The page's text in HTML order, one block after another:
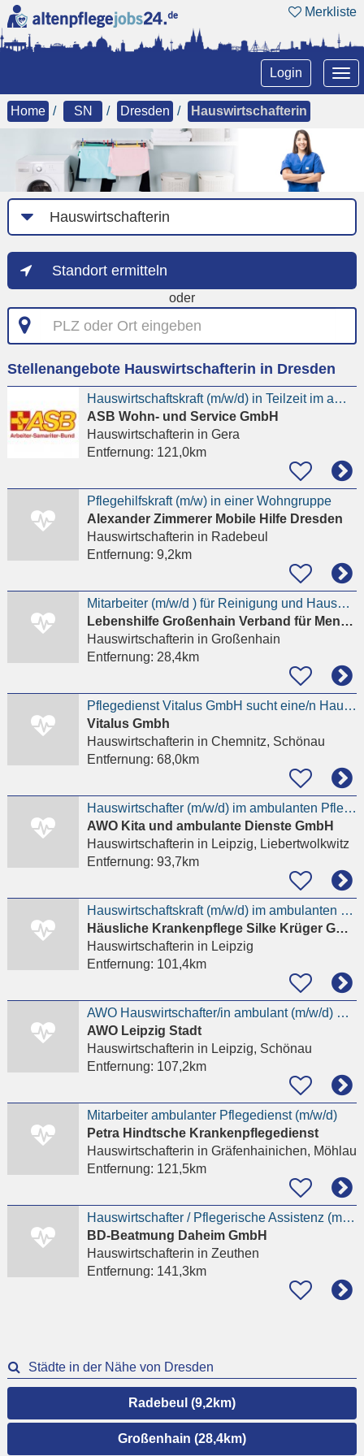
Merkliste
Login
Home SN Dresden Hauswirtschafterin
Job-
Kategorie
Standort ermitteln
oder
PLZ
oder
eingeben
Stellenangebote Hauswirtschafterin in Dresden
Hauswirtschaftskraft (m/w/d) in Teilzeit im ambulatenten Pflegedienst
ASB Wohn- und Service GmbH
Hauswirtschafterin in Gera
Entfernung: 121,0km
Pflegehilfskraft (m/w) in einer Wohngruppe
Alexander Zimmerer Mobile Hilfe Dresden
Hauswirtschafterin in Radebeul
Entfernung: 9,2km
Mitarbeiter (m/w/d ) für Reinigung und Hauswirtschaft im ambulanten Pflegedienst
Lebenshilfe Großenhain Verband für Menschen mit geistiger Behinderung e.V.
Hauswirtschafterin in Großenhain
Entfernung: 28,4km
Pflegedienst Vitalus GmbH sucht eine/n Hauswirtschafter/in (m/w/d) -15 €/h
Vitalus Gmbh
Hauswirtschafterin in Chemnitz, Schönau
Entfernung: 68,0km
Hauswirtschafter (m/w/d) im ambulanten Pflegebereich Leipzig OT Lützschena
AWO Kita und ambulante Dienste GmbH
Hauswirtschafterin in Leipzig, Liebertwolkwitz
Entfernung: 93,7km
Hauswirtschaftskraft (m/w/d) im ambulanten Dienst (30 Stunden/Woche)
Häusliche Krankenpflege Silke Krüger GmbH
Hauswirtschafterin in Leipzig
Entfernung: 101,4km
AWO Hauswirtschafter/in ambulant (m/w/d) Grünau
AWO Leipzig Stadt
Hauswirtschafterin in Leipzig, Schönau
Entfernung: 107,2km
Mitarbeiter ambulanter Pflegedienst (m/w/d)
Petra Hindtsche Krankenpflegedienst
Hauswirtschafterin in Gräfenhainichen, Möhlau
Entfernung: 121,5km
Hauswirtschafter / Pflegerische Assistenz (m/w/d) in Teilzeit
BD-Beatmung Daheim GmbH
Hauswirtschafterin in Zeuthen
Entfernung: 141,3km
Städte in der Nähe von Dresden
Radebeul (9,2km)
Großenhain (28,4km)